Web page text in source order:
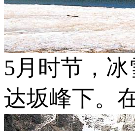
5月时节，
达坂峰下。